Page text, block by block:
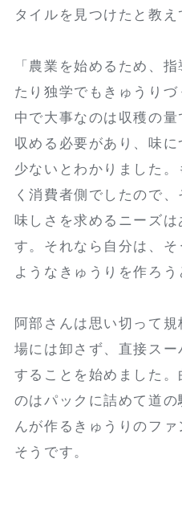
タイルを見つけたと教え
「農業を始めるため、
たり独学でもきゅうり
中で大事なのは収穫の
収める必要があり、味
少ないとわかりました
く消費者側でしたので
味しさを求めるニーズ
す。それなら自分は、そ
ようなきゅうりを作ろう
阿部さんは思い切って
場には卸さず、直接ス
することを始めました
のはパックに詰めて道
んが作るきゅうりのフ
そうです。